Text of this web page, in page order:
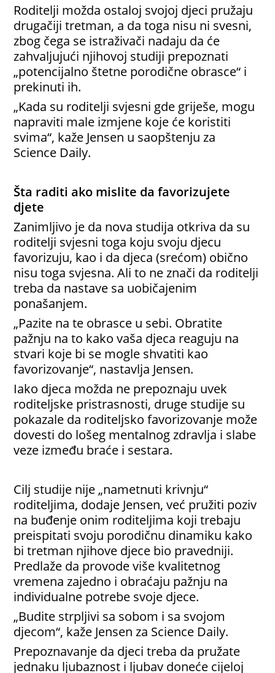
Roditelji možda ostaloj svojoj djeci pružaju
drugačiji tretman, a da toga nisu ni svesni,
zbog čega se istraživači nadaju da će
zahvaljujući njihovoj studiji prepoznati
„potencijalno štetne porodične obrasce“ i
prekinuti ih.
„Kada su roditelji svjesni gde griješe, mogu
napraviti male izmjene koje će koristiti
svima“, kaže Jensen u saopštenju za
Science Daily.
Šta raditi ako mislite da favorizujete
djete
Zanimljivo je da nova studija otkriva da su
roditelji svjesni toga koju svoju djecu
favorizuju, kao i da djeca (srećom) obično
nisu toga svjesna.Ali to ne znači da roditelji
treba da nastave sa uobičajenim
ponašanjem.
„Pazite na te obrasce u sebi. Obratite
pažnju na to kako vaša djeca reaguju na
stvari koje bi se mogle shvatiti kao
favorizovanje“, nastavlja Jensen.
Iako djeca možda ne prepoznaju uvek
roditeljske pristrasnosti, druge studije su
pokazale da roditeljsko favorizovanje može
dovesti do lošeg mentalnog zdravlja i slabe
veze između braće i sestara.
Cilj studije nije „nametnuti krivnju“
roditeljima, dodaje Jensen, već pružiti poziv
na buđenje onim roditeljima koji trebaju
preispitati svoju porodičnu dinamiku kako
bi tretman njihove djece bio pravedniji.
Predlaže da provode više kvalitetnog
vremena zajedno i obraćaju pažnju na
individualne potrebe svoje djece.
„Budite strpljivi sa sobom i sa svojom
djecom“, kaže Jensen za Science Daily.
Prepoznavanje da djeci treba da pružate
jednaku ljubaznost i ljubav doneće cijeloj